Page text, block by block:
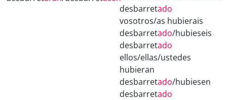
desbarretado
vosotros/as hubierais
desbarretado/hubieseis
desbarretado
ellos/ellas/ustedes
hubieran
desbarretado/hubiesen
desbarretado